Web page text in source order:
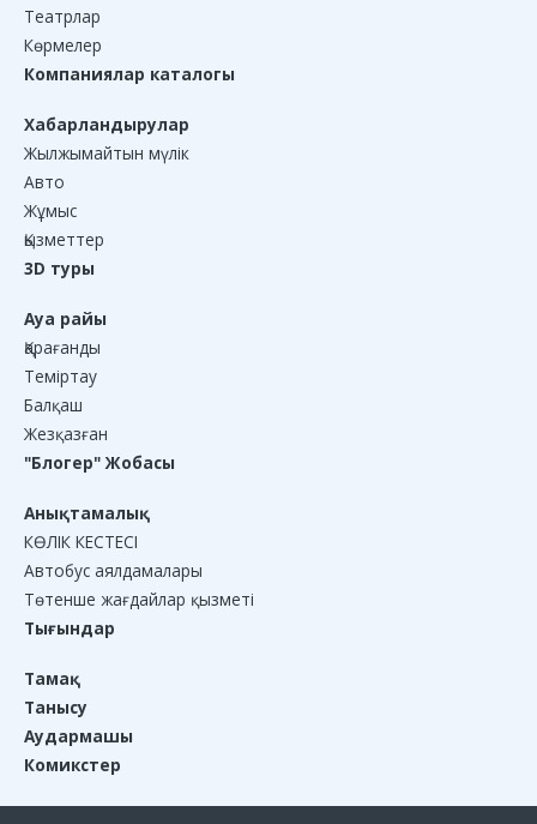
Театрлар
Көрмелер
Компаниялар каталогы
Хабарландырулар
Жылжымайтын мүлік
Авто
Жұмыс
Қызметтер
3D туры
Ауа райы
Қарағанды
Теміртау
Балқаш
Жезқазған
"Блогер" Жобасы
Анықтамалық
КӨЛІК КЕСТЕСІ
Автобус аялдамалары
Төтенше жағдайлар қызметі
Тығындар
Тамақ
Танысу
Аудармашы
Комикстер